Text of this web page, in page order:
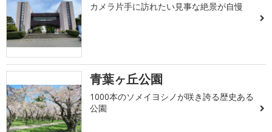
カメラ片手に訪れたい見事な絶景が自慢
青葉ヶ丘公園
1000本のソメイヨシノが咲き誇る歴史ある
公園